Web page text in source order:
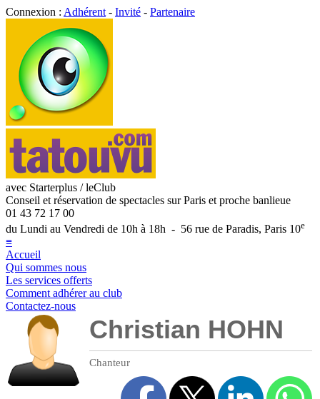
Connexion : Adhérent - Invité - Partenaire
avec Starterplus / leClub
Conseil et réservation de spectacles sur Paris et proche banlieue
01 43 72 17 00
du Lundi au Vendredi de 10h à 18h - 56 rue de Paradis, Paris 10e
≡
Accueil
Qui sommes nous
Les services offerts
Comment adhérer au club
Contactez-nous
Christian HOHN
Chanteur